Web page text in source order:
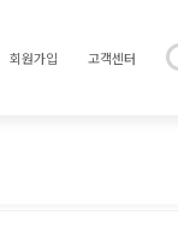
회원가입 고객센터